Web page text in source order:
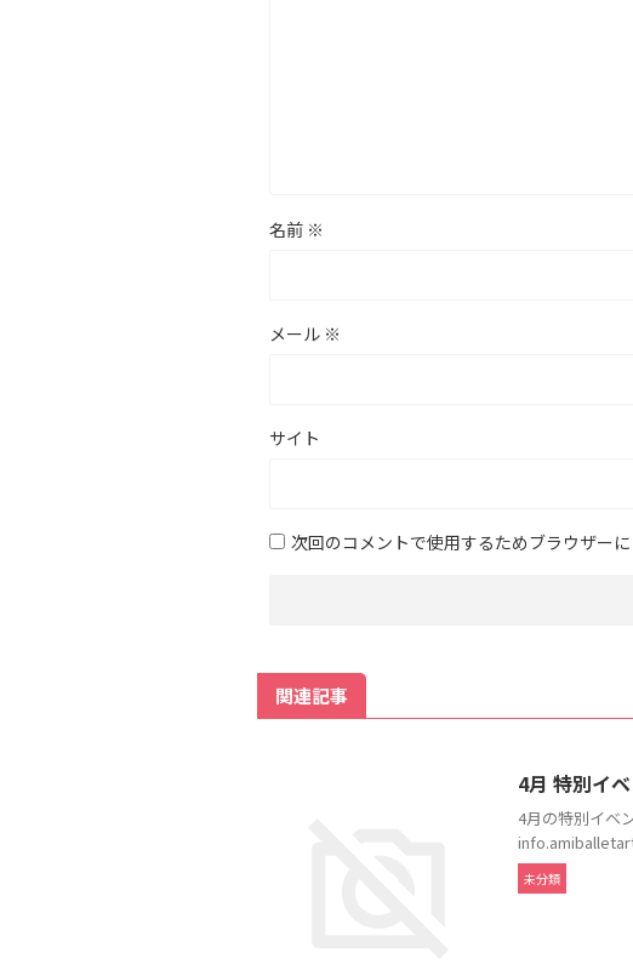
名前 ※
メール ※
サイト
次回のコメントで使用するためブラウザー
関連記事
4月 特別イ
4月の特別イベ
未分類